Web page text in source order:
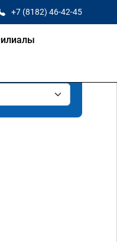
+7 (8182) 46-42-45